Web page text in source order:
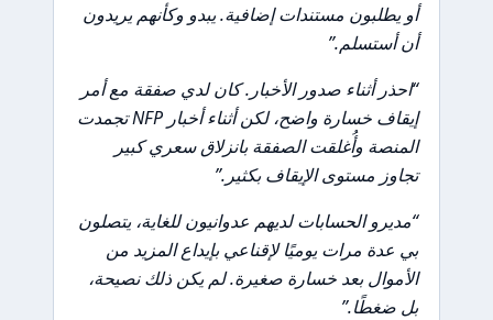
أو يطلبون مستندات إضافية. يبدو وكأنهم يريدون
أن أستسلم.”
“احذر أثناء صدور الأخبار. كان لدي صفقة مع أمر
إيقاف خسارة واضح، لكن أثناء أخبار NFP تجمدت
المنصة وأُغلقت الصفقة بانزلاق سعري كبير
تجاوز مستوى الإيقاف بكثير.”
“مديرو الحسابات لديهم عدوانيون للغاية، يتصلون
بي عدة مرات يوميًا لإقناعي بإيداع المزيد من
الأموال بعد خسارة صغيرة. لم يكن ذلك نصيحة،
بل ضغطًا.”